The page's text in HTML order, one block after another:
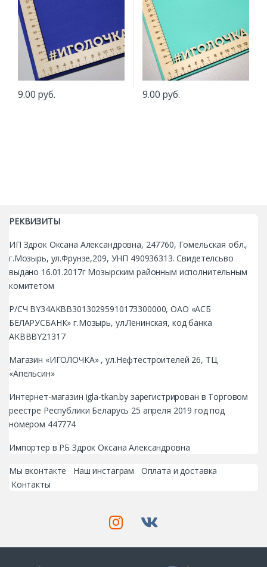
9.00 руб. 9.00 руб.
РЕКВИЗИТЫ
ИП Здрок Оксана Александровна, 247760, Гомельская обл.,
г.Мозырь, ул.Фрунзе,209, УНП 490936313. Свидетелсьво
выдано 16.01.2017г Мозырским районным исполнительным
комитетом
Р/СЧ BY34AKBB30130295910173300000, ОАО «АСБ
БЕЛАРУСБАНК» г.Мозырь, ул.Ленинская, код банка
AKBBBY21317
Магазин «ИГОЛОЧКА» , ул.Нефтестроителей 26, ТЦ
«Апельсин»
Интернет-магазин igla-tkan.by зарегистрирован в Торговом
реестре Республики Беларусь 25 апреля 2019 год под
номером 447774
Импортер в РБ Здрок Оксана Александровна
Мы вконтакте Наш инстаграм
Оплата и доставка
Контакты